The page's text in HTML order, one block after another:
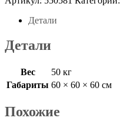
Детали
Детали
Вес
50 кг
Габариты 60 × 60 × 60 см
Похожие